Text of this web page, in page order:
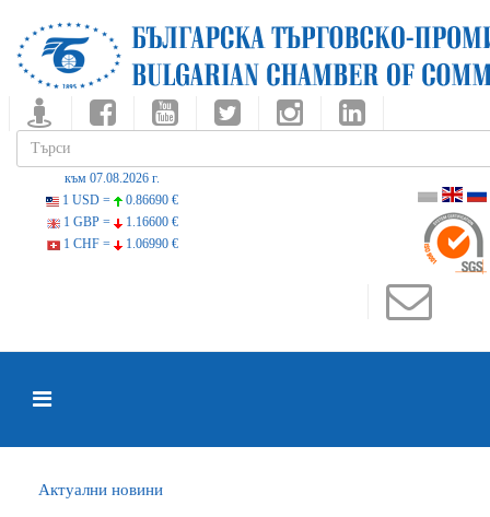
към 07.08.2026 г.
1 USD =
0.86690 €
1 GBP =
1.16600 €
1 CHF =
1.06990 €
Актуални новини